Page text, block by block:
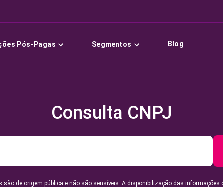
Pós-Pagas Segmentos Blog
Consulta CNPJ
são de origem pública e não são sensíveis. A disponibilização das informações